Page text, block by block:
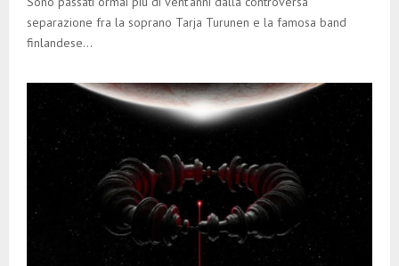
separazione fra la soprano Tarja Turunen e la famosa band
finlandese...